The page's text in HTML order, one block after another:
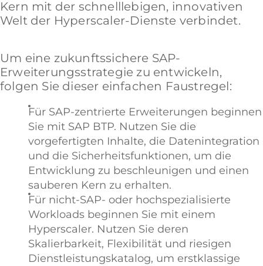
Kern mit der schnelllebigen, innovativen
Welt der Hyperscaler-Dienste verbindet.
Um eine zukunftssichere SAP-
Erweiterungsstrategie zu entwickeln,
folgen Sie dieser einfachen Faustregel:
Für SAP-zentrierte Erweiterungen beginnen
Sie mit SAP BTP. Nutzen Sie die
vorgefertigten Inhalte, die Datenintegration
und die Sicherheitsfunktionen, um die
Entwicklung zu beschleunigen und einen
sauberen Kern zu erhalten.
Für nicht-SAP- oder hochspezialisierte
Workloads beginnen Sie mit einem
Hyperscaler. Nutzen Sie deren
Skalierbarkeit, Flexibilität und riesigen
Dienstleistungskatalog, um erstklassige